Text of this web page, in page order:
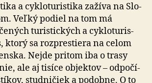
a cykloturistika zažíva na Slo­
Veľký podiel na tom má
turistických a cyklo­tu­ris­
ktorý sa rozprestiera na celom
Nejde pritom iba o trasy
ale aj tisíce objektov – odpo­čí­
studničiek a podobne. O to